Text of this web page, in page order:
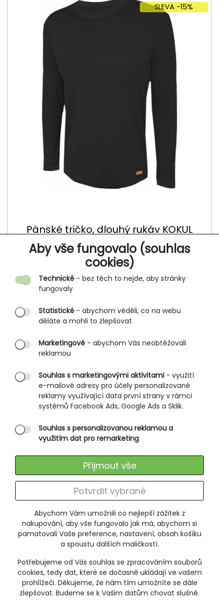
Aby vše fungovalo (souhlas
cookies)
Abychom Vám umožnili co nejlepší zážitek z
nakupování, aby vše fungovalo jak má, abychom si
pamatovali Vaše preference, nastavení, obsah košíku
a spoustu dalších maličkostí.
Potřebujeme od Vás souhlas se zpracováním souborů
cookies, tedy dat, které se dočasně ukládají ve vašem
prohlížeči. Děkujeme, že nám tím umožníte se dále
zlepšovat. Budeme se k Vašim datům chovat slušně.
Technické - bez těch to nejde, aby stránky
fungovaly
Statistické - abychom věděli, co na webu
děláte a mohli to zlepšovat
Marketingové - abychom Vás neobtěžovali
reklamou
Souhlas s marketingovými aktivitami - využití
e-mailové adresy pro účely personalizované
reklamy využívající data první strany v rámci
systémů Facebook Ads, Google Ads a Sklik.
Souhlas s personalizovanou reklamou a
využitím dat pro remarketing
Potvrdit vybrané
Přijmout vše
SLEVA -15%
Pánské tričko, dlouhý rukáv KOKUL
594 Kč 699 Kč
SLEVA -50%
Pánské tričko, krátký rukáv KOLUM
901
275 Kč 549 Kč